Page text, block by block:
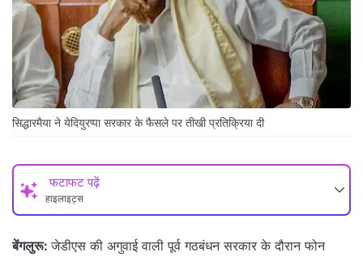
सिद्धारमैया ने येदियुरप्पा सरकार के फैसले पर तीखी प्रतिक्रिया दी
फटाफट पढ़ें
हाइलाइट्स
बेंगलुरू: जेडीएस की अगुवाई वाली पूर्व गठबंधन सरकार के दौरान फोन